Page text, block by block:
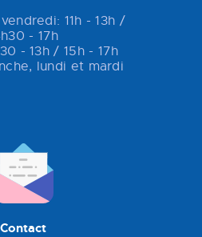
11h - 13h /
- 17h
- 13h / 15h - 17h
lundi et mardi
Contact